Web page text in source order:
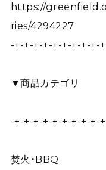
https://
ries/4294227
-+-+-+-+-+-+-+-+-+-
▼商品カテゴリ
-+-+-+-+-+-+-+-+-+-
焚火・BBQ